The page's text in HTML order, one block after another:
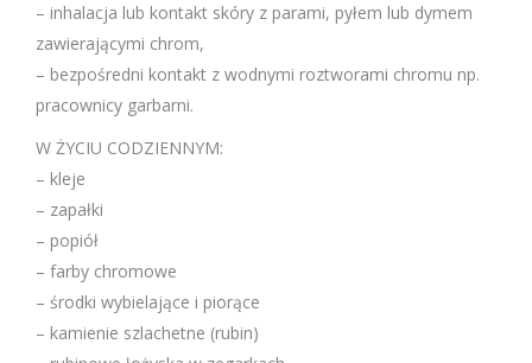
– inhalacja lub kontakt skóry z parami, pyłem lub dymem
zawierającymi chrom,
– bezpośredni kontakt z wodnymi roztworami chromu np.
pracownicy garbarni.
W ŻYCIU CODZIENNYM:
– kleje
– zapałki
– popiół
– farby chromowe
– środki wybielające i piorące
– kamienie szlachetne (rubin)